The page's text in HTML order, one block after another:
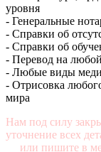
уровня
- Генеральные
- Справки об
- Справки об
- Перевод на
- Любые виды
- Отрисовка
мира
Нам под силу
уточнение всех
или пишите в